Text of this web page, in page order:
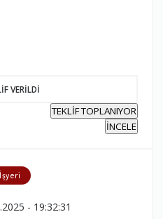
VERİLDİ
TEKLİF TOPLANIYOR
İNCELE
- 19:32:31